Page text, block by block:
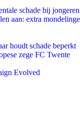
schade bij jongeren
aan: extra mondelinge
houdt schade beperkt
zege FC Twente
Evolved